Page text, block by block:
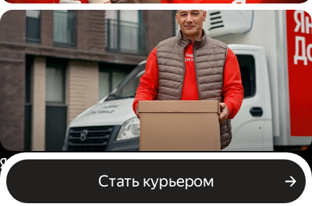
Автокурьер
Водитель грузового авто
Стать курьером
Россия
Бизнесу